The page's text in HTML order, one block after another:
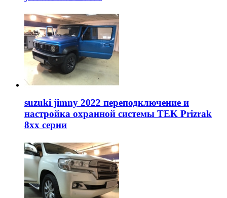
suzuki jimny 2022 переподключение и
настройка охранной системы TEK Prizrak
8xx серии